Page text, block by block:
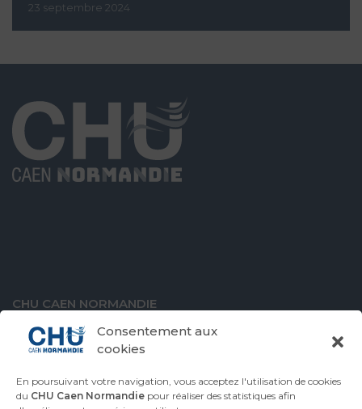
Consentement aux
cookies
En poursuivant votre navigation, vous acceptez l'utilisation de cookies
du CHU Caen Normandie pour réaliser des statistiques afin
23 septembre 2024
CHU CAEN NORMANDIE
14000 Caen